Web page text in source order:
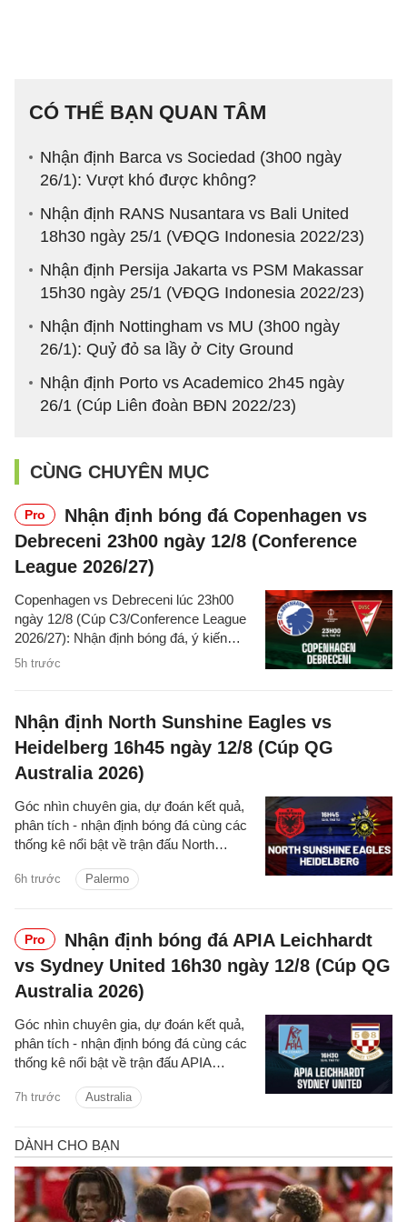
CÓ THỂ BẠN QUAN TÂM
Nhận định Barca vs Sociedad (3h00 ngày
26/1): Vượt khó được không?
Nhận định RANS Nusantara vs Bali United
18h30 ngày 25/1 (VĐQG Indonesia 2022/23)
Nhận định Persija Jakarta vs PSM Makassar
15h30 ngày 25/1 (VĐQG Indonesia 2022/23)
Nhận định Nottingham vs MU (3h00 ngày
26/1): Quỷ đỏ sa lầy ở City Ground
Nhận định Porto vs Academico 2h45 ngày
26/1 (Cúp Liên đoàn BĐN 2022/23)
CÙNG CHUYÊN MỤC
Pro
Nhận định bóng đá Copenhagen vs
Debreceni 23h00 ngày 12/8 (Conference
League 2026/27)
5h trước
Copenhagen vs Debreceni lúc 23h00
ngày 12/8 (Cúp C3/Conference League
2026/27): Nhận định bóng đá, ý kiến
chuyên gia, dự đoán kết quả, phân tích -
Nhận định North Sunshine Eagles vs
Heidelberg 16h45 ngày 12/8 (Cúp QG
Australia 2026)
6h trước Palermo
Góc nhìn chuyên gia, dự đoán kết quả,
phân tích - nhận định bóng đá cùng các
thống kê nổi bật về trận đấu North
quốc gia Australia hôm nay.
Pro
Nhận định bóng đá APIA Leichhardt
vs Sydney United 16h30 ngày 12/8 (Cúp QG
Australia 2026)
7h trước Australia
Góc nhìn chuyên gia, dự đoán kết quả,
phân tích - nhận định bóng đá cùng các
thống kê nổi bật về trận đấu APIA
gia Australia hôm nay.